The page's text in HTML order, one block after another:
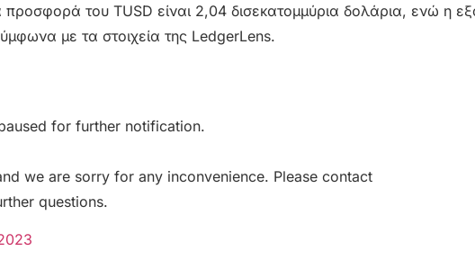
του TUSD είναι 2,04 δισεκατομμύρια δολάρια, ενώ η
με τα στοιχεία της LedgerLens.
for further notification.
we are sorry for any inconvenience. Please contact
questions.